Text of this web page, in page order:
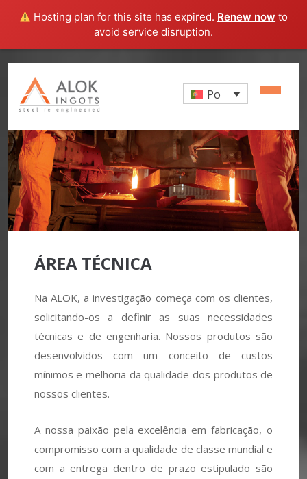
Hosting plan for this site has expired. Renew now to
avoid service disruption.
Po
ÁREA TÉCNICA
Na ALOK, a investigação começa com os clientes,
solicitando-os a definir as suas necessidades
técnicas e de engenharia. Nossos produtos são
desenvolvidos com um conceito de custos
mínimos e melhoria da qualidade dos produtos de
nossos clientes.
A nossa paixão pela excelência em fabricação, o
compromisso com a qualidade de classe mundial e
com a entrega dentro de prazo estipulado são